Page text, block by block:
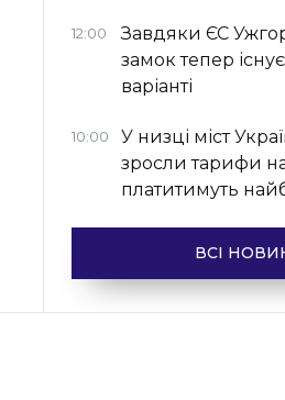
12:00
Завдяки ЄС
замок тепер
варіанті
10:00
У низці міст
зросли тарифи
платитимуть
ВСІ